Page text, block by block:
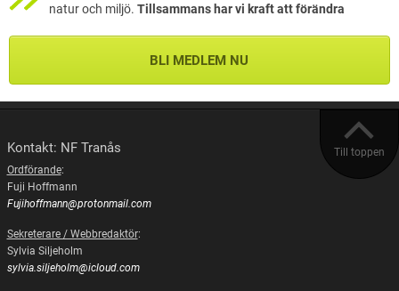
natur och miljö. Tillsammans har vi kraft att förändra
BLI MEDLEM NU
Till toppen
Kontakt: NF Tranås
Ordförande:
Fuji Hoffmann
Fujihoffmann@protonmail.com
Sekreterare / Webbredaktör:
Sylvia Siljeholm
sylvia.siljeholm@icloud.com